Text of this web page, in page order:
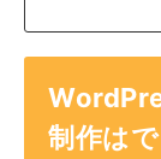
制作は